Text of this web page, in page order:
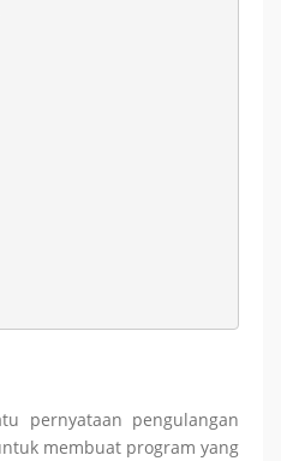
pernyataan pengulangan
membuat program yang